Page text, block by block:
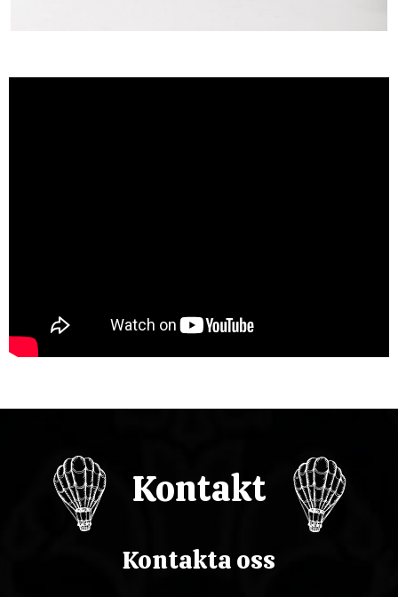
Kontakt
Kontakta oss